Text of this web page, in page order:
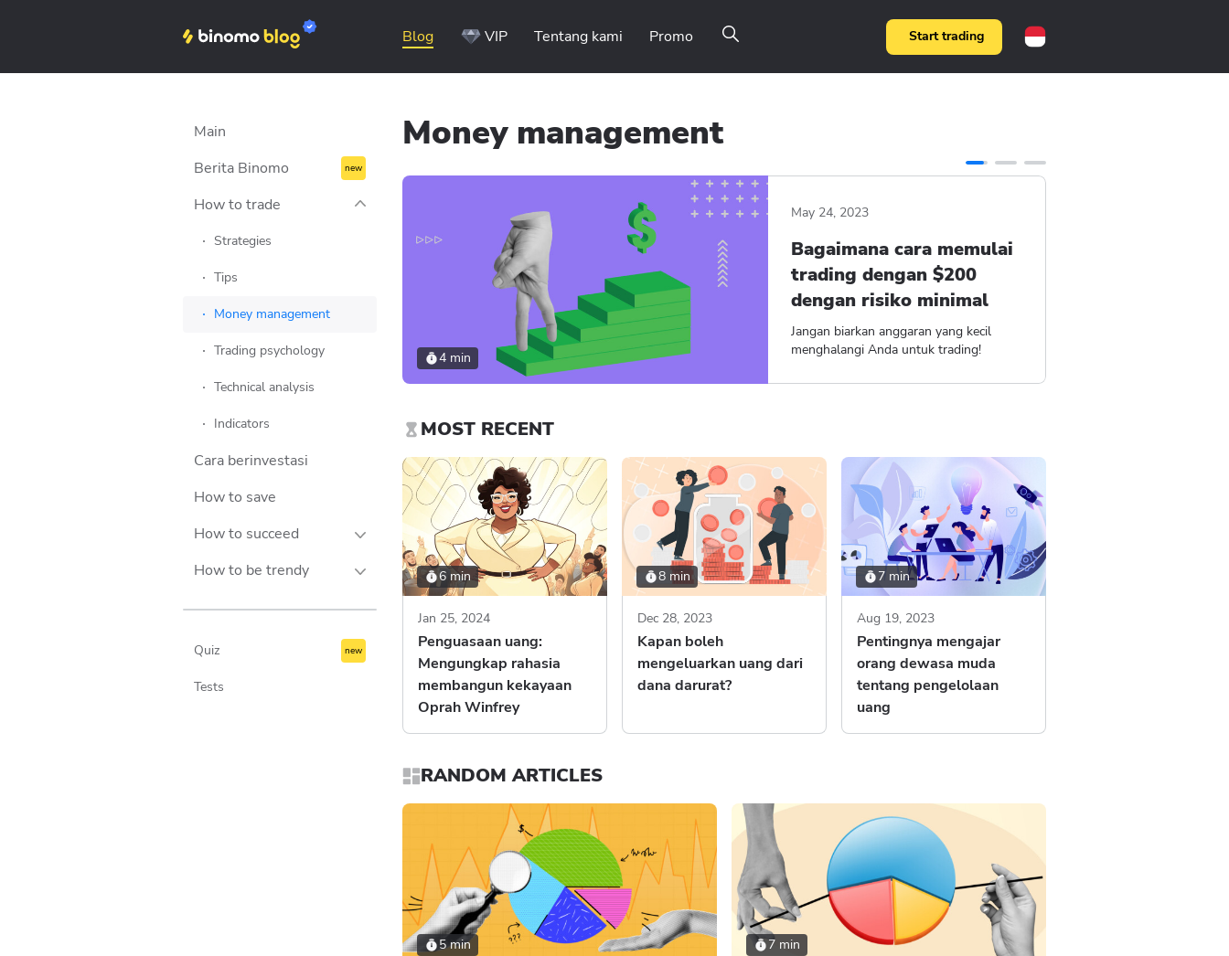
Blog VIP Tentang kami Promo Start trading
Main
Berita Binomo
How to trade
Strategies
Tips
Money management
Trading psychology
Technical analysis
Indicators
Cara berinvestasi
How to save
How to succeed
Success stories
Personalities
How to be trendy
Lifestyle
Teknologi
Quiz
Tests
Binomo on Telegram
Money management
Apr 3, 2023
Kekuatan ukuran posisi:
cara memaksimalkan
meminimalkan kerugian
4 min
May 24, 2023
Bagaimana cara memulai
trading dengan $200
dengan risiko minimal
Jangan biarkan anggaran yang kecil
menghalangi Anda untuk trading!
MOST RECENT
6 min
Jan 25, 2024
Penguasaan uang:
Mengungkap rahasia
membangun kekayaan
Oprah Winfrey
8 min
Dec 28, 2023
Kapan boleh
mengeluarkan uang dari
dana darurat?
7 min
Aug 19, 2023
Pentingnya mengajar
orang dewasa muda
tentang pengelolaan
uang
RANDOM ARTICLES
5 min 7 min